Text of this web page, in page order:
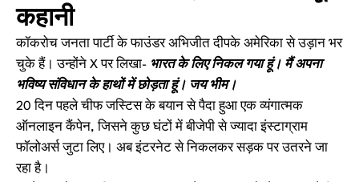
कहानी
कॉकरोच जनता पार्टी के फाउंडर अभिजीत दीपके अमेरिका से उड़ान भर
चुके हैं। उन्होंने X पर लिखा- भारत के लिए निकल गया हूं। मैं अपना
भविष्य संविधान के हाथों में छोड़ता हूं। जय भीम।
20 दिन पहले चीफ जस्टिस के बयान से पैदा हुआ एक व्यंगात्मक
ऑनलाइन कैंपेन, जिसने कुछ घंटों में बीजेपी से ज्यादा इंस्टाग्राम
फॉलोअर्स जुटा लिए। अब इंटरनेट से निकलकर सड़क पर उतरने जा
रहा है।